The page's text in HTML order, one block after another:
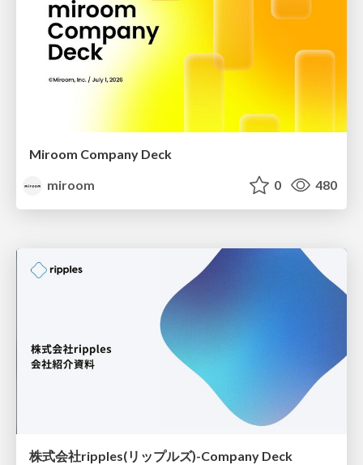
Miroom Company Deck
miroom
0 480
株式会社ripples(リップルズ)-Company Deck